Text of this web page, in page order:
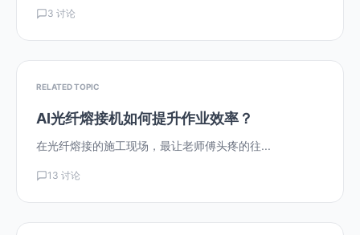
3 讨论
RELATED TOPIC
AI光纤熔接机如何提升作业效率？
在光纤熔接的施工现场，最让老师傅头疼的往...
13 讨论